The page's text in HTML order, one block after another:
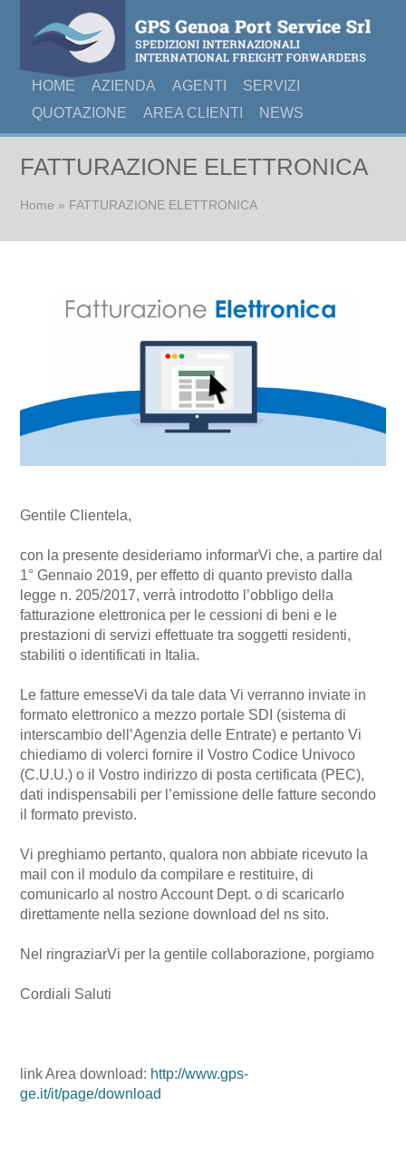
HOME AZIENDA AGENTI
SERVIZI
QUOTAZIONE
AREA CLIENTI NEWS
FATTURAZIONE ELETTRONICA
Tu sei qui
Home » FATTURAZIONE ELETTRONICA
Gentile Clientela,
con la presente desideriamo informarVi che, a partire dal
1° Gennaio 2019, per effetto di quanto previsto dalla
legge n. 205/2017, verrà introdotto l’obbligo della
fatturazione elettronica per le cessioni di beni e le
prestazioni di servizi effettuate tra soggetti residenti,
stabiliti o identificati in Italia.
Le fatture emesseVi da tale data Vi verranno inviate in
formato elettronico a mezzo portale SDI (sistema di
interscambio dell’Agenzia delle Entrate) e pertanto Vi
chiediamo di volerci fornire il Vostro Codice Univoco
(C.U.U.) o il Vostro indirizzo di posta certificata (PEC),
dati indispensabili per l’emissione delle fatture secondo
il formato previsto.
Vi preghiamo pertanto, qualora non abbiate ricevuto la
mail con il modulo da compilare e restituire, di
comunicarlo al nostro Account Dept. o di scaricarlo
direttamente nella sezione download del ns sito.
Nel ringraziarVi per la gentile collaborazione, porgiamo
Cordiali Saluti
link Area download: http://www.gps-
ge.it/it/page/download